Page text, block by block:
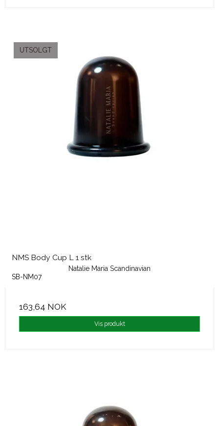
UTSOLGT
NMS Body Cup L 1 stk
Natalie Maria Scandinavian
SB-NM07
163,64 NOK
Vis produkt